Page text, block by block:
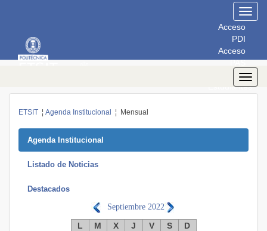
Acceso
PDI
Acceso
PAS
Acceso
Estudiantes
ETSIT ¦ Agenda Institucional ¦ Mensual
Agenda Institucional
Listado de Noticias
Destacados
Septiembre 2022
L M X J V S D